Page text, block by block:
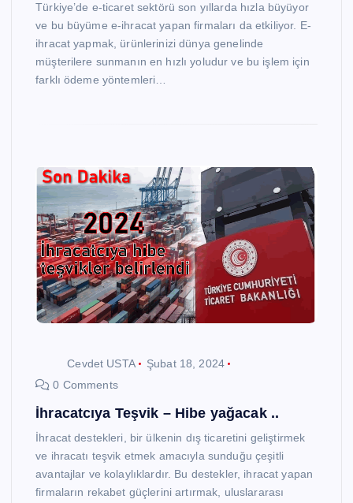
Türkiye’de e-ticaret sektörü son yıllarda hızla büyüyor
ve bu büyüme e-ihracat yapan firmaları da etkiliyor. E-
ihracat yapmak, ürünlerinizi dünya genelinde
müşterilere sunmanın en hızlı yoludur ve bu işlem için
farklı ödeme yöntemleri…
Cevdet USTA
Şubat 18, 2024
0 Comments
İhracatcıya Teşvik – Hibe yağacak ..
İhracat destekleri, bir ülkenin dış ticaretini geliştirmek
ve ihracatı teşvik etmek amacıyla sunduğu çeşitli
avantajlar ve kolaylıklardır. Bu destekler, ihracat yapan
firmaların rekabet güçlerini artırmak, uluslararası